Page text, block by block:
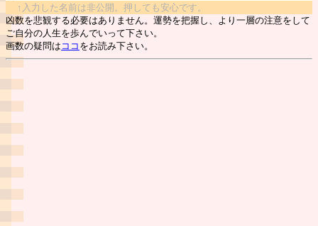
↑入力した名前は非公開。押しても安心です。
凶数を悲観する必要はありません。運勢を把握し、より一層の注意をして
ご自分の人生を歩んでいって下さい。
画数の疑問は ココ をお読み下さい。